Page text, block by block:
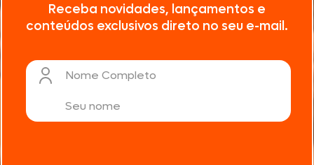
Receba novidades, lançamentos e
conteúdos exclusivos direto no seu e-mail.
Nome Completo